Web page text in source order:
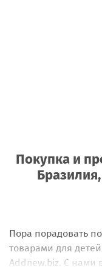
Покупка и
Пора порадовать
товарами для
Addnew.biz. С нами